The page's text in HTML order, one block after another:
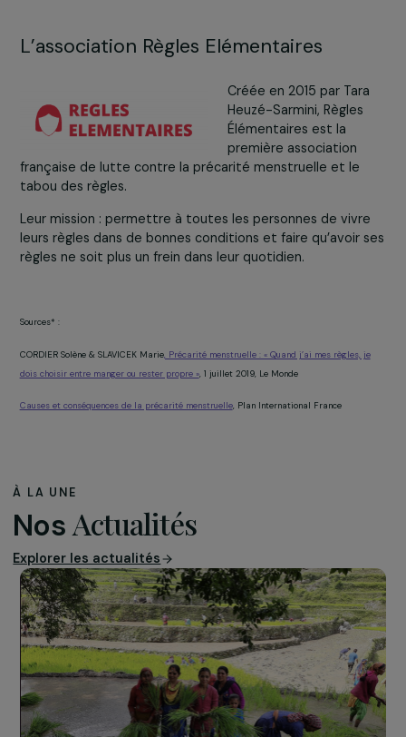
4535 protections périodiques ont été
Soit 19 femmes protégées pendant 1 an !
Règles Elémentaires s’est chargé de récupérer les
de les transmettre à des organismes sociaux de
régions : en Ile-de-France et en PACA !
L’association Règles Elémentaires
première association
française de lutte contre la précarité menstruelle et le
CORDIER Solène & SLAVICEK Marie, Précarité menstruelle : « Quand j’ai mes règles,
dois choisir entre manger ou rester propre », 1 juillet 2019, Le Monde
Causes et conséquences de la précarité menstruelle, Plan International France